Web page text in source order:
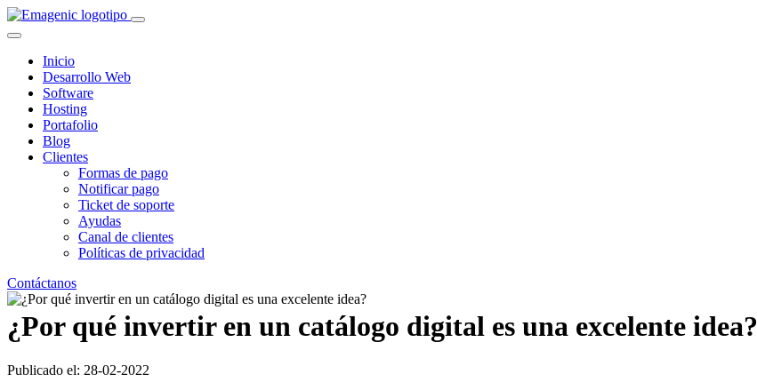
Inicio
Desarrollo Web
Software
Hosting
Portafolio
Blog
Clientes
Formas de pago
Notificar pago
Ticket de soporte
Ayudas
Canal de clientes
Políticas de privacidad
Contáctanos
¿Por qué invertir en un catálogo digital es una excelente idea?
Publicado el: 28-02-2022